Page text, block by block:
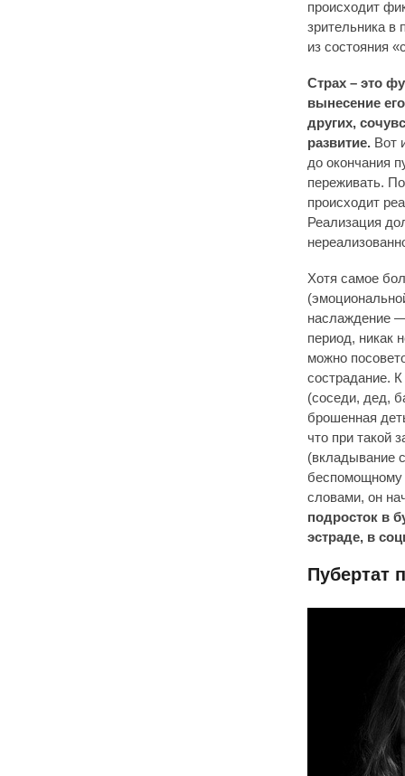
происходит
зрительника в
из состояния
Страх – это
вынесение
других,
развитие. Вот
до окончания
переживать.
происходит
Реализация
Хотя самое
наслаждение
период, никак
можно
сострадание.
(соседи, дед,
брошенная
что при такой
(вкладывание
беспомощному
словами, он
подросток в
эстраде, в
Пубертат